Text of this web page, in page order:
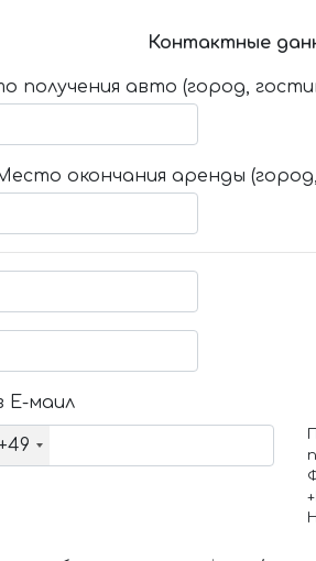
Контактные
получения авто (город,
окончания аренды
Е-маил